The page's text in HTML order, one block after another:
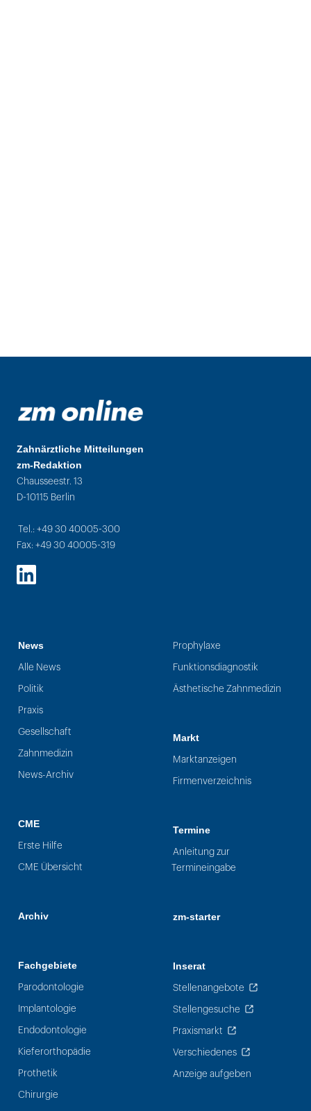
Zahnärztliche Mitteilungen
zm-Redaktion
Chausseestr. 13
D-10115 Berlin
Tel.: +49 30 40005-300
Fax: +49 30 40005-319
LinkedIn
News
Alle News
Politik
Praxis
Gesellschaft
Zahnmedizin
News-Archiv
CME
Erste Hilfe
CME Übersicht
Archiv
Fachgebiete
Parodontologie
Implantologie
Endodontologie
Kieferorthopädie
Prothetik
Chirurgie
Prophylaxe
Funktionsdiagnostik
Ästhetische Zahnmedizin
Markt
Marktanzeigen
Firmenverzeichnis
Termine
Anleitung zur
Termineingabe
zm-starter
Inserat
Stellenangebote
Stellengesuche
Praxismarkt
Verschiedenes
Anzeige aufgeben